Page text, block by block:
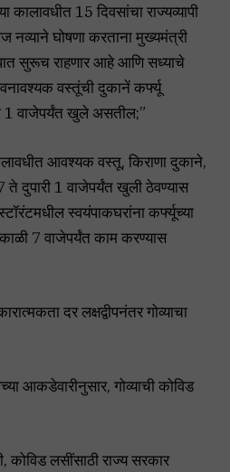
15 दिवसांचा राज्यव्यापी
नव्याने घोषणा करताना मुख्यमंत्री
सुरूच राहणार आहे आणि सध्याचे
वस्तूंची दुकानें कर्फ्यू
1 वाजेपर्यंत खुले असतील;”
आवश्यक वस्तू, किराणा दुकाने,
ते दुपारी 1 वाजेपर्यंत खुली ठेवण्यास
स्वयंपाकघरांना कर्फ्यूच्या
7 वाजेपर्यंत काम करण्यास
दर लक्षद्वीपनंतर गोव्याचा
आकडेवारीनुसार, गोव्याची कोविड
कोविड लसींसाठी राज्य सरकार